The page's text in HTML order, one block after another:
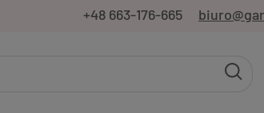
+48 663-176-665